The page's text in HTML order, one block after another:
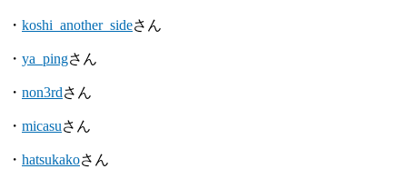
・ koshi_another_sideさん
・ ya_pingさん
・ non3rdさん
・ micasuさん
・ hatsukakoさん